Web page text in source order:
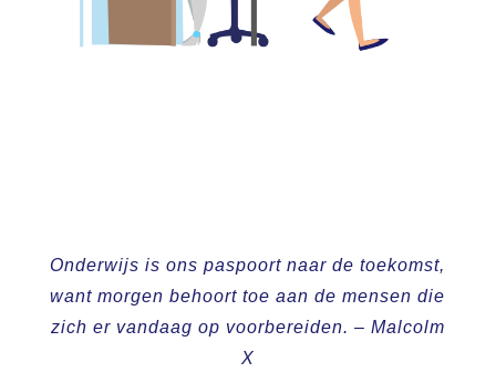
Onderwijs is ons paspoort naar de toekomst,
want morgen behoort toe aan de mensen die
zich er vandaag op voorbereiden. – Malcolm
X